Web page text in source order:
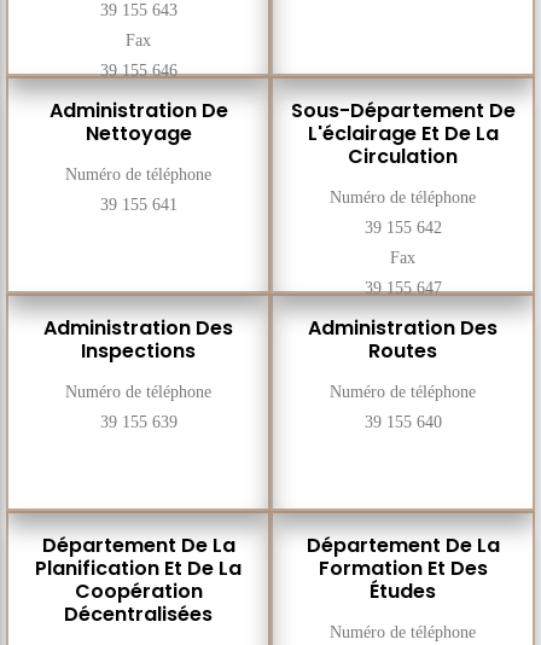
39 155 643
Fax
39 155 646
Sous-Département De
L'éclairage Et De La
Circulation
Numéro de téléphone
39 155 642
Fax
39 155 647
Administration De
Nettoyage
Numéro de téléphone
39 155 641
Administration Des
Routes
Numéro de téléphone
39 155 640
Administration Des
Inspections
Numéro de téléphone
39 155 639
Département De La
Formation Et Des
Études
Numéro de téléphone
Département De La
Planification Et De La
Coopération
Décentralisées